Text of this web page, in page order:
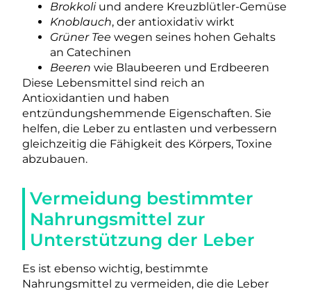
Brokkoliund andere Kreuzblütler-Gemüse
Knoblauch, der antioxidativ wirkt
Grüner Tee wegen seines hohen Gehalts
an Catechinen
Beeren wie Blaubeeren und Erdbeeren
Diese Lebensmittel sind reich an
Antioxidantien und haben
entzündungshemmende Eigenschaften. Sie
helfen, die Leber zu entlasten und verbessern
gleichzeitig die Fähigkeit des Körpers, Toxine
abzubauen.
Vermeidung bestimmter
Nahrungsmittel zur
Unterstützung der Leber
Es ist ebenso wichtig, bestimmte
Nahrungsmittel zu vermeiden, die die Leber